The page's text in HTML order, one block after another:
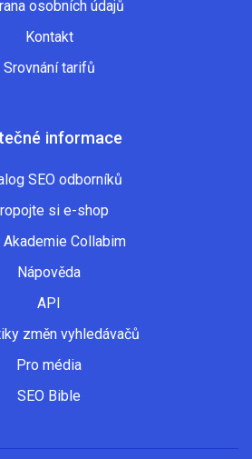
osobních údajů
Kontakt
Srovnání tarifů
informace
SEO odborníků
si e-shop
Akademie Collabim
Nápověda
API
změn vyhledávačů
Pro média
SEO Bible